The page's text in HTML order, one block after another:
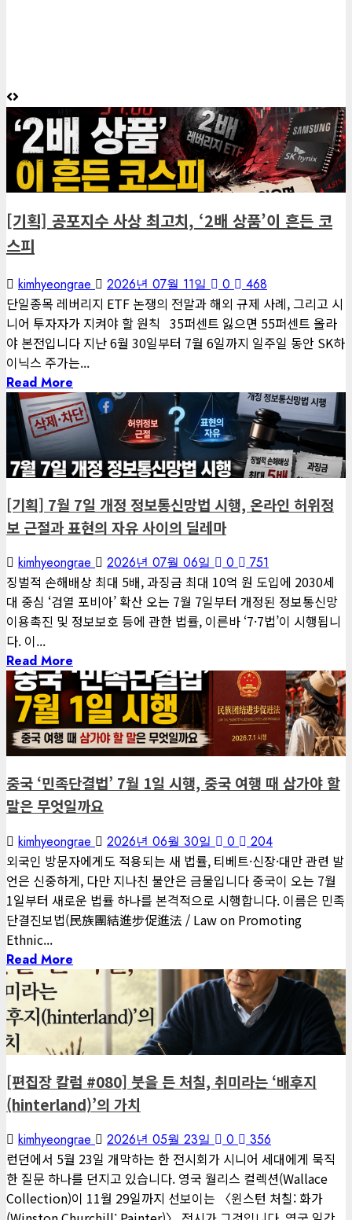
6 minutes read
게재된 글
편집장 칼럼
[기획] 공포지수 사상 최고치, ‘2배 상품’이 흔든 코
스피
kimhyeongrae 2026년 07월 11일 0 468
단일종목 레버리지 ETF 논쟁의 전말과 해외 규제 사례, 그리고 시
니어 투자자가 지켜야 할 원칙 35퍼센트 잃으면 55퍼센트 올라
야 본전입니다 지난 6월 30일부터 7월 6일까지 일주일 동안 SK하
이닉스 주가는...
Read More
3 minutes read
게재된 글
글로벌 트렌드
[기획] 7월 7일 개정 정보통신망법 시행, 온라인 허위정
보 근절과 표현의 자유 사이의 딜레마
kimhyeongrae 2026년 07월 06일 0 751
징벌적 손해배상 최대 5배, 과징금 최대 10억 원 도입에 2030세
대 중심 ‘검열 포비아’ 확산 오는 7월 7일부터 개정된 정보통신망
이용촉진 및 정보보호 등에 관한 법률, 이른바 ‘7·7법’이 시행됩니
다. 이...
Read More
1 minute read
게재된 글
글로벌 트렌드
중국 ‘민족단결법’ 7월 1일 시행, 중국 여행 때 삼가야 할
말은 무엇일까요
kimhyeongrae 2026년 06월 30일 0 204
외국인 방문자에게도 적용되는 새 법률, 티베트·신장·대만 관련 발
언은 신중하게, 다만 지나친 불안은 금물입니다 중국이 오는 7월
1일부터 새로운 법률 하나를 본격적으로 시행합니다. 이름은 민족
단결진보법(民族團結進步促進法 / Law on Promoting
Ethnic...
Read More
1 minute read
게재된 글
편집장 칼럼
[편집장 칼럼 #080] 붓을 든 처칠, 취미라는 ‘배후지
(hinterland)’의 가치
kimhyeongrae 2026년 05월 23일 0 356
런던에서 5월 23일 개막하는 한 전시회가 시니어 세대에게 묵직
한 질문 하나를 던지고 있습니다. 영국 월리스 컬렉션(Wallace
Collection)이 11월 29일까지 선보이는 〈윈스턴 처칠: 화가